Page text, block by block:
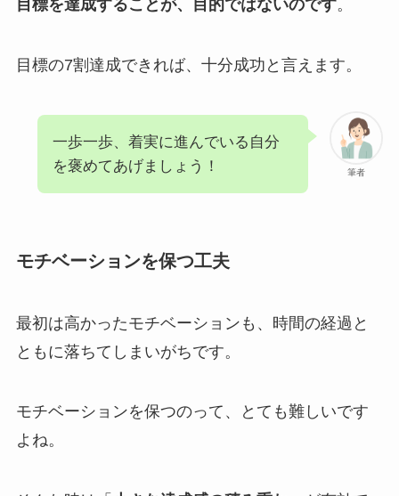
目標を達成することが、目的ではないのです。
目標の7割達成できれば、十分成功と言えます。
筆者
一歩一歩、着実に進んでいる自分
を褒めてあげましょう！
モチベーションを保つ工夫
最初は高かったモチベーションも、時間の経過と
ともに落ちてしまいがちです。
モチベーションを保つのって、とても難しいです
よね。